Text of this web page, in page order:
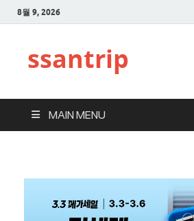
8월 9, 2026
ssantrip
MAIN MENU